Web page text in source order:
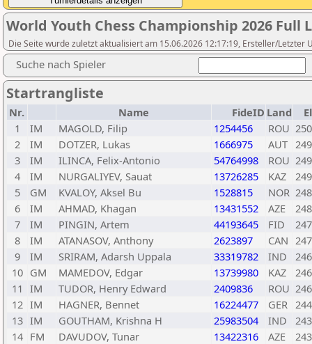
World Youth Chess Championship 2026 Full
Die Seite wurde zuletzt aktualisiert am 15.06.2026 12:17:19, Ersteller/Letzter
Suche nach Spieler
Startrangliste
Nr. Name FideID Land
1
IM MAGOLD, Filip 1254456 ROU
2
IM DOTZER, Lukas 1666975 AUT
3
IM ILINCA, Felix-Antonio 54764998 ROU
4
IM NURGALIYEV, Sauat 13726285 KAZ
5
GM KVALOY, Aksel Bu 1528815 NOR
6
IM AHMAD, Khagan 13431552 AZE
7
IM PINGIN, Artem 44193645 FID
8
IM ATANASOV, Anthony 2623897 CAN
9
IM SRIRAM, Adarsh Uppala 33319782 IND
10 GM MAMEDOV, Edgar 13739980 KAZ
11 IM TUDOR, Henry Edward 2409836 ROU
12 IM HAGNER, Bennet 16224477 GER
13 IM GOUTHAM, Krishna H 25983504 IND
14 FM DAVUDOV, Tunar 13422316 AZE